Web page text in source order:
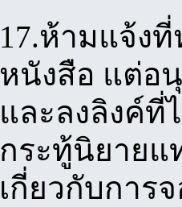
17.ห้ามแจ้ง
หนังสือ แต่อ
และลงลิงค์ที่
กระทู้นิยาย
เกี่ยวกับการ